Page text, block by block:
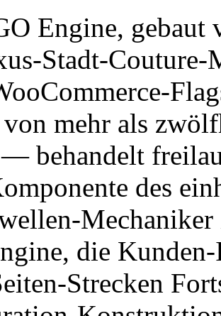
Engine,
Stadt-Couture-
mehr als
behandelt
des
die
Strecken